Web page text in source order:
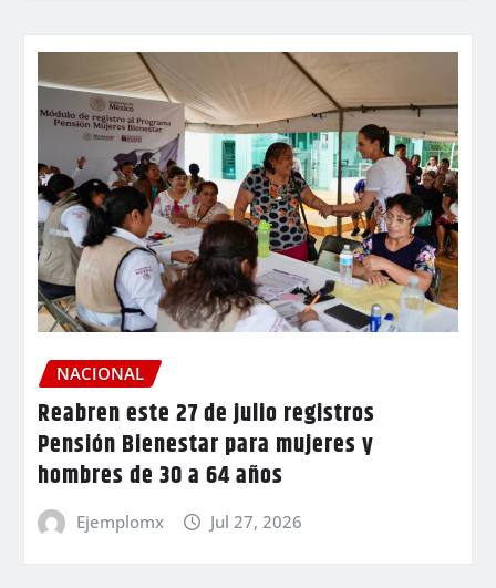
NACIONAL
Reabren este 27 de julio registros
Pensión Bienestar para mujeres y
hombres de 30 a 64 años
Ejemplomx Jul 27, 2026